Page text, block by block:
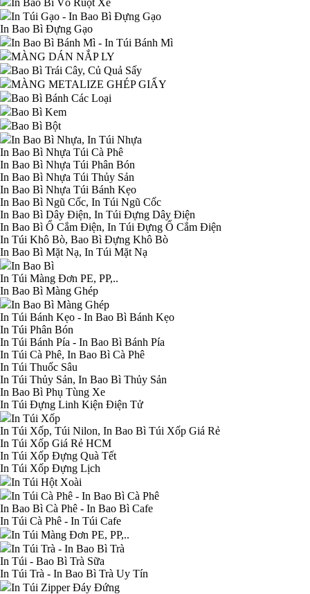
In Bao Bì Vỏ Ruột Xe
In Túi Gạo - In Bao Bì Đựng Gạo
In Bao Bì Đựng Gạo
In Bao Bì Bánh Mì - In Túi Bánh Mì
MÀNG DÁN NẮP LY
Bao Bì Trái Cây, Củ Quả Sấy
MÀNG METALIZE GHÉP GIẤY
Bao Bì Bánh Các Loại
Bao Bì Kem
Bao Bì Bột
In Bao Bì Nhựa, In Túi Nhựa
In Bao Bì Nhựa Túi Cà Phê
In Bao Bì Nhựa Túi Phân Bón
In Bao Bì Nhựa Túi Thủy Sản
In Bao Bì Nhựa Túi Bánh Kẹo
In Bao Bì Ngũ Cốc, In Túi Ngũ Cốc
In Bao Bì Dây Điện, In Túi Đựng Dây Điện
In Bao Bì Ổ Cắm Điện, In Túi Đựng Ổ Cắm Điện
In Túi Khô Bò, Bao Bì Đựng Khô Bò
In Bao Bì Mặt Nạ, In Túi Mặt Nạ
In Bao Bì
In Túi Màng Đơn PE, PP,..
In Bao Bì Màng Ghép
In Bao Bì Màng Ghép
In Túi Bánh Kẹo - In Bao Bì Bánh Kẹo
In Túi Phân Bón
In Túi Bánh Pía - In Bao Bì Bánh Pía
In Túi Cà Phê, In Bao Bì Cà Phê
In Túi Thuốc Sâu
In Túi Thủy Sản, In Bao Bì Thủy Sản
In Bao Bì Phụ Tùng Xe
In Túi Đựng Linh Kiện Điện Tử
In Túi Xốp
In Túi Xốp, Túi Nilon, In Bao Bì Túi Xốp Giá Rẻ
In Túi Xốp Giá Rẻ HCM
In Túi Xốp Đựng Quà Tết
In Túi Xốp Đựng Lịch
In Túi Hột Xoài
In Túi Cà Phê - In Bao Bì Cà Phê
In Bao Bì Cà Phê - In Bao Bì Cafe
In Túi Cà Phê - In Túi Cafe
In Túi Màng Đơn PE, PP,..
In Túi Trà - In Bao Bì Trà
In Túi - Bao Bì Trà Sữa
In Túi Trà - In Bao Bì Trà Uy Tín
In Túi Zipper Đáy Đứng